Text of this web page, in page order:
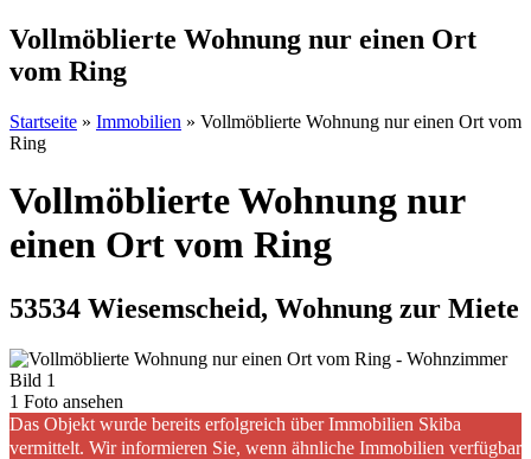
Vollmöblierte Wohnung nur einen Ort
vom Ring
Startseite » Immobilien » Vollmöblierte Wohnung nur einen Ort vom
Ring
Vollmöblierte Wohnung nur
einen Ort vom Ring
53534 Wiesemscheid, Wohnung zur Miete
1 Foto ansehen
Das Objekt wurde bereits erfolgreich über Immobilien Skiba
vermittelt. Wir informieren Sie, wenn ähnliche Immobilien verfügbar